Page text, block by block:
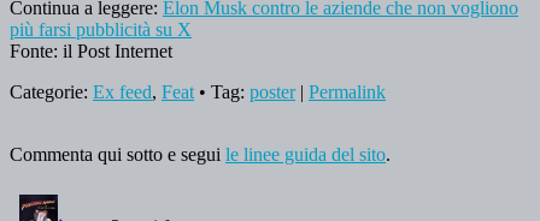
Continua a leggere: Elon Musk contro le aziende che non vogliono
più farsi pubblicità su X
Fonte: il Post Internet
Categorie: Ex feed, Feat • Tag: poster| Permalink
Commenta qui sotto e segui le linee guida del sito.